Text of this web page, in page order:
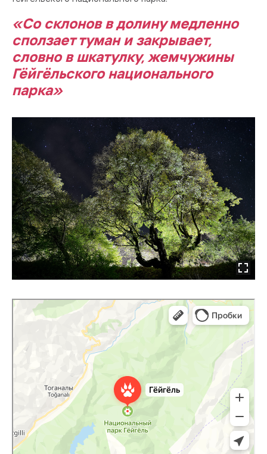
«Со склонов в долину медленно
сползает туман и закрывает,
словно в шкатулку, жемчужины
Гёйгёльского национального
парка»
Гёйгёльский лесопарк
Заповедник в Гёйгёльском районе